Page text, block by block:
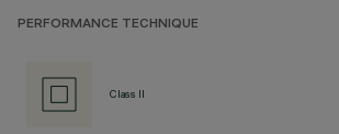
PERFORMANCE TECHNIQUE
Class II